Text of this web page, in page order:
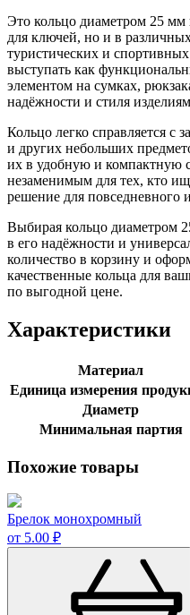
Это кольцо диаметром 25 мм
для ключей, но и в
туристических и
выступать как
элементом на сумках,
надёжности и стиля
Кольцо легко справляется с
и других небольших
их в удобную и компактную
незаменимым для тех, кто
решение для повседневного
Выбирая кольцо диаметром
в его надёжности и
количество в корзину и
качественные кольца для
по выгодной цене.
Характеристики
Материал
Единица измерения
Диаметр
Минимальная партия
Похожие товары
Брелок монохромный
от 5.00 ₽